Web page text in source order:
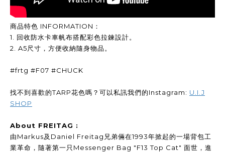
商品特色 INFORMATION：
1. 回收防水卡車帆布搭配彩色拉鍊設計。
2. A5尺寸，方便收納隨身物品。
#frtg #F07 #CHUCK
找不到喜歡的TARP花色嗎？可以私訊我們的Instagram: U.I.J
SHOP
About FREITAG :
由Markus及Daniel Freitag兄弟倆在1993年掀起的一場背包工
業革命，隨著第一只Messenger Bag "F13 Top Cat" 面世，進